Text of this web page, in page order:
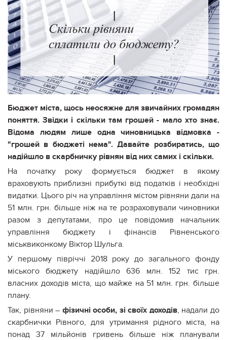
Бюджет міста, щось неосяжне для звичайних громадян
поняття. Звідки і скільки там грошей - мало хто знає.
Відома людям лише одна чиновницька відмовка -
"грошей в бюджеті нема". Давайте розбиратись, що
надійшло в скарбничку рівнян від них самих і скільки.
На початку року формується бюджет в якому
враховують приблизні прибуткі від податків і необхідні
видатки. Цього річ на управління містом рівняни дали на
51 млн. грн. більше ніж на те розраховували чиновники
разом з депутатами, про це повідомив начальник
управління бюджету і фінансів Рівненського
міськвиконкому Віктор Шульга.
У першому півріччі 2018 року до загального фонду
міського бюджету надійшло 636 млн. 152 тис грн.
власних доходів міста, що майже на 51 млн. грн. більше
плану.
Так, рівняни – фізичні особи, зі своїх доходів, надали до
скарбнички Рівного, для утримання рідного міста, на
понад 37 мільйонів гривень більше ніж планували